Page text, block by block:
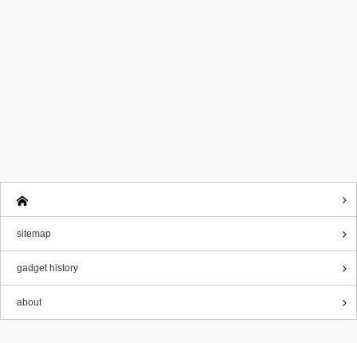
sitemap
gadget history
about